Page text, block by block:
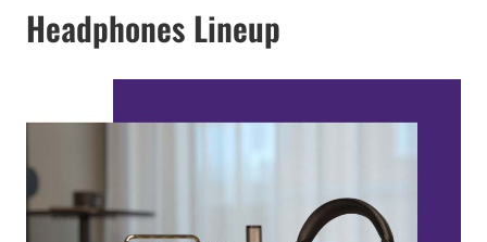
Headphones Lineup